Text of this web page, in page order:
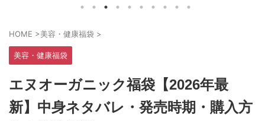
HOME >美容・健康福袋 >
美容・健康福袋
エヌオーガニック福袋【2026年最
新】中身ネタバレ・発売時期・購入方